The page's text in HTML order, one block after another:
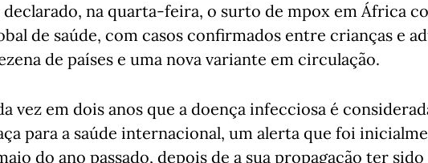
declarado, na quarta-feira, o surto de mpox em África
de saúde, com casos confirmados entre crianças e
de países e uma nova variante em circulação.
vez em dois anos que a doença infecciosa é
para a saúde internacional, um alerta que foi
do ano passado, depois de a sua propagação ter